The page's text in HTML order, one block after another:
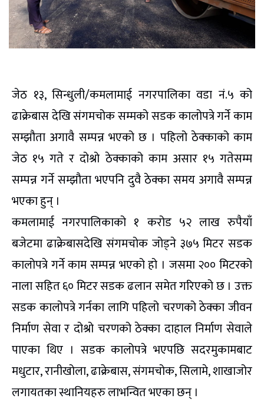
जेठ १३, सिन्धुली/कमलामाई नगरपालिका वडा नं.५ को
ढाक्रेबास देखि संगमचोक सम्मको सडक कालोपत्रे गर्ने काम
सम्झौता अगावै सम्पन्न भएको छ । पहिलो ठेक्काको काम
जेठ १५ गते र दोश्रो ठेक्काको काम असार १५ गतेसम्म
सम्पन्न गर्ने सम्झौता भएपनि दुवै ठेक्का समय अगावै सम्पन्न
भएका हुन् ।
कमलामाई नगरपालिकाको १ करोड ५२ लाख रुपैयाँ
बजेटमा ढाक्रेबासदेखि संगमचोक जोड्ने ३७५ मिटर सडक
कालोपत्रे गर्ने काम सम्पन्न भएको हो । जसमा २०० मिटरको
नाला सहित ६० मिटर सडक ढलान समेत गरिएको छ । उक्त
सडक कालोपत्रे गर्नका लागि पहिलो चरणको ठेक्का जीवन
निर्माण सेवा र दोश्रो चरणको ठेक्का दाहाल निर्माण सेवाले
पाएका थिए । सडक कालोपत्रे भएपछि सदरमुकामबाट
मधुटार, रानीखोला, ढाक्रेबास, संगमचोक, सिलामे, शाखाजोर
लगायतका स्थानियहरु लाभन्वित भएका छन् ।